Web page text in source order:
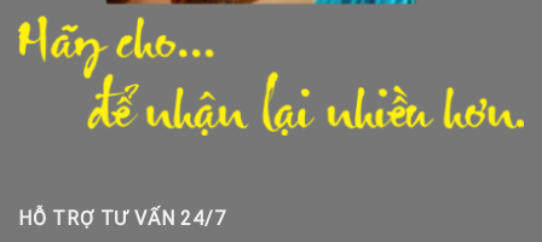
HỖ TRỢ TƯ VẤN 24/7